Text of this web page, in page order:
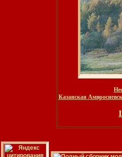
Казанская